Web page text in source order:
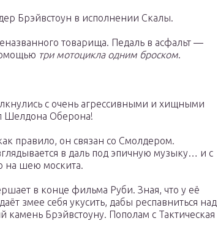
Брэйвстоун в исполнении Скалы.
товарища. Педаль в асфальт —
три мотоцикла одним броском.
с очень агрессивными и хищными
Шелдона Оберона!
правило, он связан со Смолдером.
в даль под эпичную музыку… и с
на шею москита.
в конце фильма Руби. Зная, что у её
змее себя укусить, дабы респавниться над
камень Брэйвстоуну. Пополам с Тактическая